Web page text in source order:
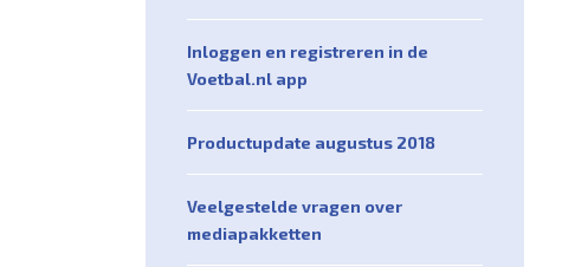
Inloggen en registreren in de
Voetbal.nl app
Productupdate augustus 2018
Veelgestelde vragen over
mediapakketten